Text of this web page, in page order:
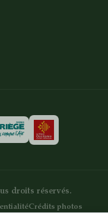
ES CA
droits réservés.
Crédits photos